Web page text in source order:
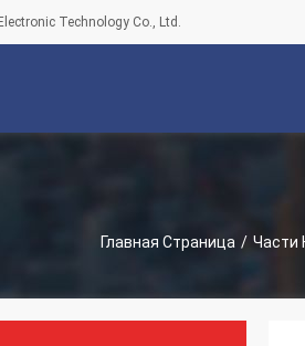
Technology Co., Ltd.
Главная Страница / Части